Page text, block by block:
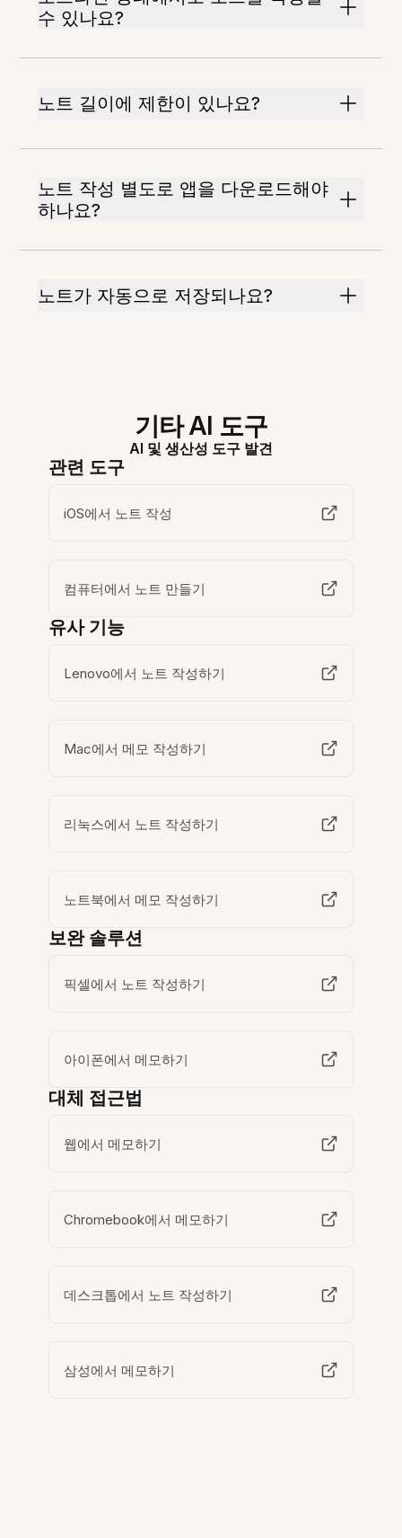
수 있나요?
노트 길이에 제한이 있나요?
노트 작성 별도로 앱을 다운로드해야
하나요?
노트가 자동으로 저장되나요?
기타 AI 도구
AI 및 생산성 도구 발견
관련 도구
iOS에서 노트 작성
컴퓨터에서 노트 만들기
유사 기능
Lenovo에서 노트 작성하기
Mac에서 메모 작성하기
리눅스에서 노트 작성하기
노트북에서 메모 작성하기
보완 솔루션
픽셀에서 노트 작성하기
아이폰에서 메모하기
대체 접근법
웹에서 메모하기
Chromebook에서 메모하기
데스크톱에서 노트 작성하기
삼성에서 메모하기